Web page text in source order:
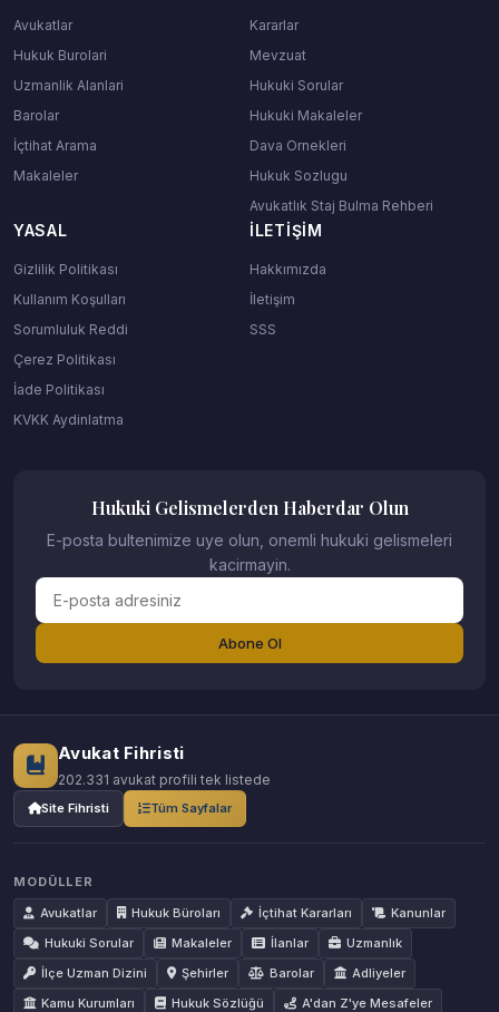
Avukatlar
Hukuk Burolari
Uzmanlik Alanlari
Barolar
İçtihat Arama
Makaleler
Kararlar
Mevzuat
Hukuki Sorular
Hukuki Makaleler
Dava Ornekleri
Hukuk Sozlugu
Avukatlık Staj Bulma Rehberi
YASAL
Gizlilik Politikası
Kullanım Koşulları
Sorumluluk Reddi
Çerez Politikası
İade Politikası
KVKK Aydinlatma
İLETIŞIM
Hakkımızda
İletişim
SSS
Hukuki Gelismelerden Haberdar Olun
E-posta bultenimize uye olun, onemli hukuki gelismeleri
kacirmayin.
Abone Ol
Avukat Fihristi
202.331 avukat profili tek listede
Site Fihristi Tüm Sayfalar
MODÜLLER
Avukatlar
Hukuk Büroları İçtihat Kararları
Kanunlar
Hukuki Sorular
Makaleler İlanlar
Uzmanlık
İlçe Uzman Dizini
Şehirler Barolar
Adliyeler
Kamu Kurumları
Hukuk Sözlüğü
A'dan Z'ye Mesafeler